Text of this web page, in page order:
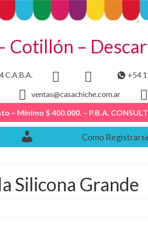
Cotillón –
C.A.B.A. +54
ventas@casachiche.com.ar
– Mínimo $ 400.000. – P.B.A.
Como
Silicona Grande